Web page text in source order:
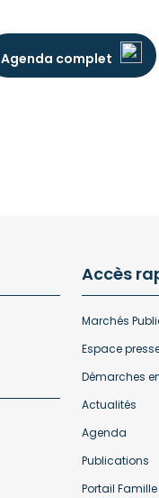
Agenda complet
Accès
Marchés
Espace
Démarches
Actualités
Agenda
Publications
Portail